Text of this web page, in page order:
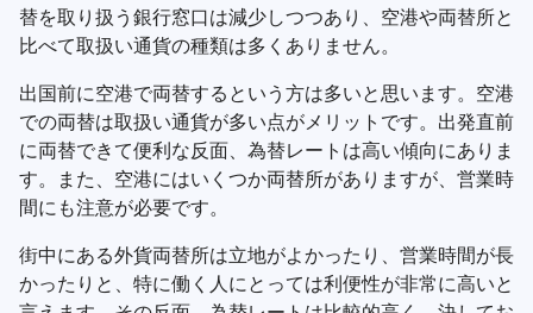
替を取り扱う銀行窓口は減少しつつあり、空港や両替所と
比べて取扱い通貨の種類は多くありません。
出国前に空港で両替するという方は多いと思います。空港
での両替は取扱い通貨が多い点がメリットです。出発直前
に両替できて便利な反面、為替レートは高い傾向にありま
す。また、空港にはいくつか両替所がありますが、営業時
間にも注意が必要です。
街中にある外貨両替所は立地がよかったり、営業時間が長
かったりと、特に働く人にとっては利便性が非常に高いと